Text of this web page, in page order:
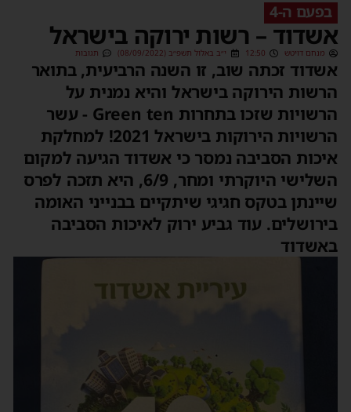
בפעם ה-4
אשדוד – רשות ירוקה בישראל
מנחם דויטש 12:50 י״ב באלול תשפ״ב (08/09/2022) תגובות
אשדוד זכתה שוב, זו השנה הרביעית, בתואר
הרשות הירוקה בישראל והיא נמנית על
הרשויות שזכו בתחרות Green ten - עשר
הרשויות הירוקות בישראל 2021! למחלקת
איכות הסביבה נמסר כי אשדוד הגיעה למקום
השלישי היוקרתי ומחר, 6/9, היא תזכה לפרס
שיינתן בטקס חגיגי שיתקיים בבנייני האומה
בירושלים. עוד גביע ירוק לאיכות הסביבה
באשדוד